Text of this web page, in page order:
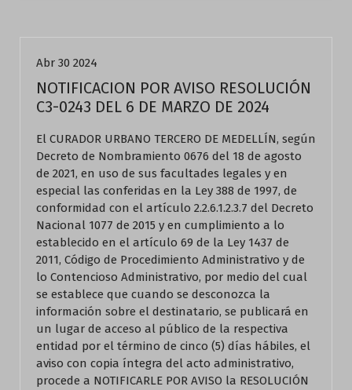
Abr 30 2024
NOTIFICACION POR AVISO RESOLUCIÓN
C3-0243 DEL 6 DE MARZO DE 2024
El CURADOR URBANO TERCERO DE MEDELLÍN, según
Decreto de Nombramiento 0676 del 18 de agosto
de 2021, en uso de sus facultades legales y en
especial las conferidas en la Ley 388 de 1997, de
conformidad con el artículo 2.2.6.1.2.3.7 del Decreto
Nacional 1077 de 2015 y en cumplimiento a lo
establecido en el artículo 69 de la Ley 1437 de
2011, Código de Procedimiento Administrativo y de
lo Contencioso Administrativo, por medio del cual
se establece que cuando se desconozca la
información sobre el destinatario, se publicará en
un lugar de acceso al público de la respectiva
entidad por el término de cinco (5) días hábiles, el
aviso con copia íntegra del acto administrativo,
procede a NOTIFICARLE POR AVISO la RESOLUCIÓN